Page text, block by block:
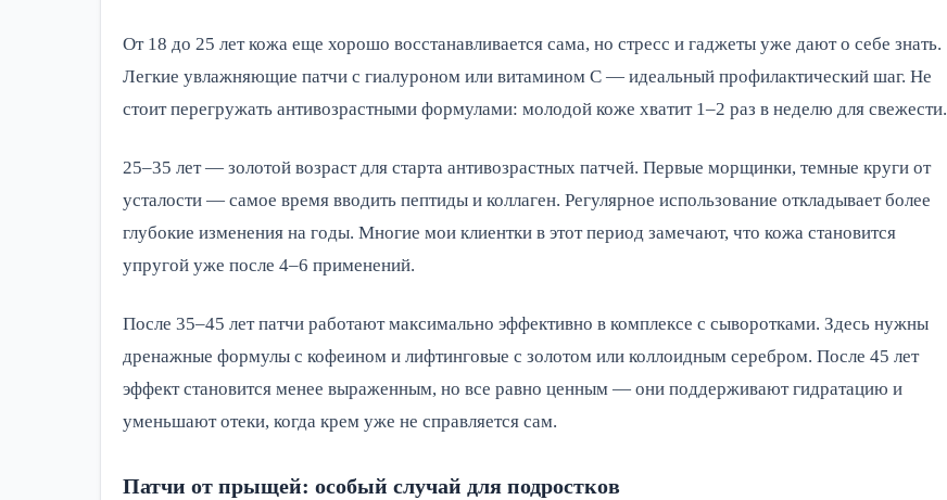
От 18 до 25 лет кожа еще хорошо восстанавливается сама, но стресс и гаджеты уже дают о себе знать.
Легкие увлажняющие патчи с гиалуроном или витамином С — идеальный профилактический шаг. Не
стоит перегружать антивозрастными формулами: молодой коже хватит 1–2 раз в неделю для свежести.
25–35 лет — золотой возраст для старта антивозрастных патчей. Первые морщинки, темные круги от
усталости — самое время вводить пептиды и коллаген. Регулярное использование откладывает более
глубокие изменения на годы. Многие мои клиентки в этот период замечают, что кожа становится
упругой уже после 4–6 применений.
После 35–45 лет патчи работают максимально эффективно в комплексе с сыворотками. Здесь нужны
дренажные формулы с кофеином и лифтинговые с золотом или коллоидным серебром. После 45 лет
эффект становится менее выраженным, но все равно ценным — они поддерживают гидратацию и
уменьшают отеки, когда крем уже не справляется сам.
Патчи от прыщей: особый случай для подростков